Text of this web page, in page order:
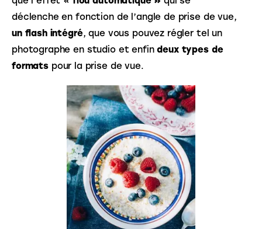
déclenche en fonction de l’angle de prise de vue,
un flash intégré, que vous pouvez régler tel un
photographe en studio et enfin deux types de
formats pour la prise de vue.